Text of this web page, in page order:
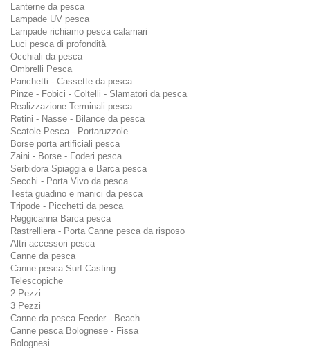
Lanterne da pesca
Lampade UV pesca
Lampade richiamo pesca calamari
Luci pesca di profondità
Occhiali da pesca
Ombrelli Pesca
Panchetti - Cassette da pesca
Pinze - Fobici - Coltelli - Slamatori da pesca
Realizzazione Terminali pesca
Retini - Nasse - Bilance da pesca
Scatole Pesca - Portaruzzole
Borse porta artificiali pesca
Zaini - Borse - Foderi pesca
Serbidora Spiaggia e Barca pesca
Secchi - Porta Vivo da pesca
Testa guadino e manici da pesca
Tripode - Picchetti da pesca
Reggicanna Barca pesca
Rastrelliera - Porta Canne pesca da risposo
Altri accessori pesca
Canne da pesca
Canne pesca Surf Casting
Telescopiche
2 Pezzi
3 Pezzi
Canne da pesca Feeder - Beach
Canne pesca Bolognese - Fissa
Bolognesi